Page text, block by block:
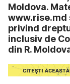
Moldova.
www.rise.md
privind
inclusiv de
din R.